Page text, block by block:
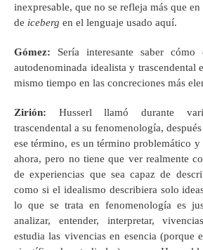
inexpresable, que no se refleja más que
de iceberg en el lenguaje usado aquí.
Gómez: Sería interesante saber
autodenominada idealista y trascendental
mismo tiempo en las concreciones más
Zirión: Husserl llamó durante
trascendental a su fenomenología,
ese término, es un término problemático
ahora, pero no tiene que ver realmente
de experiencias que sea capaz de
como si el idealismo describiera solo
lo que se trata en fenomenología es
analizar, entender, interpretar,
estudia las vivencias en esencia (porque